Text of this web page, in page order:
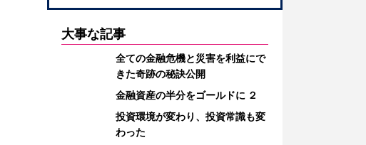
大事な記事
全ての金融危機と災害を利益にで
きた奇跡の秘訣公開
金融資産の半分をゴールドに ２
投資環境が変わり、投資常識も変
わった